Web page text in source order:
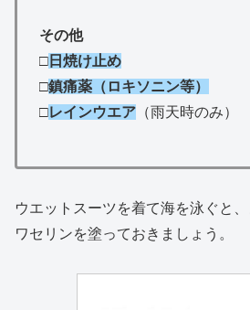
その他
□ 日焼け止め
□鎮痛薬（ロキソニン等）
□レインウエア （雨天時のみ）
ウエットスーツを着て海を泳ぐと、
ワセリンを塗っておきましょう。